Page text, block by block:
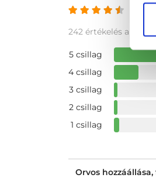
242 értékelés alapján
5 csillag
4 csillag
3 csillag
2 csillag
1 csillag
Orvos